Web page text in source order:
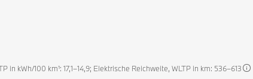
kWh/100 km¹: 17,1–14,9; Elektrische Reichweite, WLTP in km: 536–613